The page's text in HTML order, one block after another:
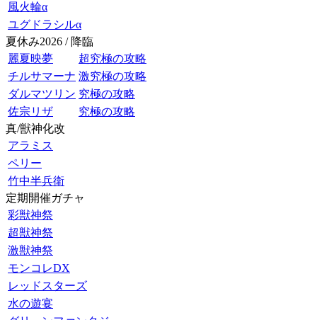
風火輪α
ユグドラシルα
夏休み2026 / 降臨
麗夏映夢
超究極の攻略
チルサマーナ 激究極の攻略
ダルマツリン 究極の攻略
佐宗リザ
究極の攻略
真/獣神化改
アラミス
ペリー
竹中半兵衛
定期開催ガチャ
彩獣神祭
超獣神祭
激獣神祭
モンコレDX
レッドスターズ
水の遊宴